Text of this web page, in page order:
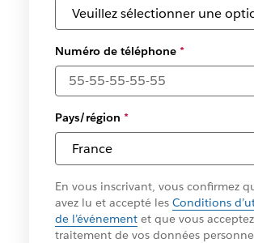
Numéro de téléphone*
Pays/région *
En vous inscrivant, vous confirmez
avez lu et accepté les Conditions
de l’événementet que vous
traitement de vos données